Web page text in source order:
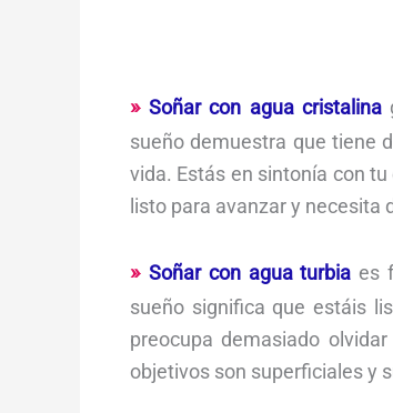
Soñar con agua cristalina
sueño demuestra que tiene
vida. Estás en sintonía con
listo para avanzar y necesita
Soñar con agua turbia es
sueño significa que estáis
preocupa demasiado
objetivos son superficiales y